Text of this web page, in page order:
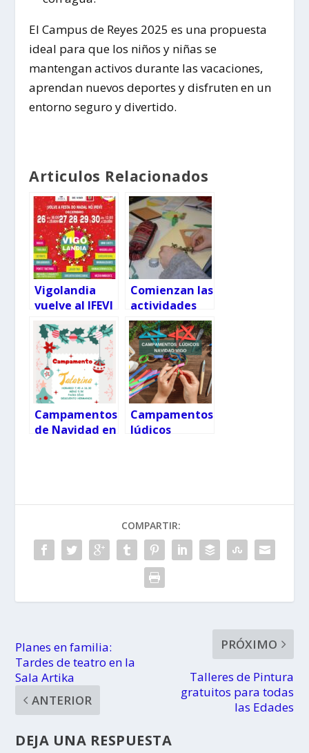
El Campus de Reyes 2025 es una propuesta
ideal para que los niños y niñas se
mantengan activos durante las vacaciones,
aprendan nuevos deportes y disfruten en un
entorno seguro y divertido.
Articulos Relacionados
Vigolandia
vuelve al IFEVI
con más de 30
actividades
Comienzan las
actividades
en La Librería
«A
Klandestina»:
campamento
infantil y
taller de
scrapbooking
Campamentos
de Navidad en
Campamentos
lúdicos
COMPARTIR:
Planes en familia:
Tardes de teatro en la
Sala Artika
ANTERIOR
PRÓXIMO
Talleres de Pintura
gratuitos para todas
las Edades
DEJA UNA RESPUESTA